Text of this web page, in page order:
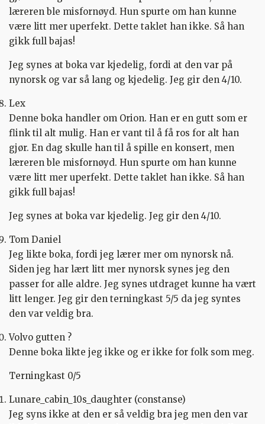
læreren ble misfornøyd. Hun spurte om han kunne
være litt mer uperfekt. Dette taklet han ikke. Så han
gikk full bajas!
Jeg synes at boka var kjedelig, fordi at den var på
nynorsk og var så lang og kjedelig. Jeg gir den 4/10.
Lex
Denne boka handler om Orion. Han er en gutt som er
flink til alt mulig. Han er vant til å få ros for alt han
gjør. En dag skulle han til å spille en konsert, men
læreren ble misfornøyd. Hun spurte om han kunne
være litt mer uperfekt. Dette taklet han ikke. Så han
gikk full bajas!
Jeg synes at boka var kjedelig. Jeg gir den 4/10.
Tom Daniel
Jeg likte boka, fordi jeg lærer mer om nynorsk nå.
Siden jeg har lært litt mer nynorsk synes jeg den
passer for alle aldre. Jeg synes utdraget kunne ha vært
litt lenger. Jeg gir den terningkast 5/5 da jeg syntes
den var veldig bra.
Volvo gutten ?
Denne boka likte jeg ikke og er ikke for folk som meg.
Terningkast 0/5
Lunare_cabin_10s_daughter (constanse)
Jeg syns ikke at den er så veldig bra jeg men den var